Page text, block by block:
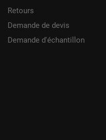
Retours
Demande de devis
Demande d'échantillon